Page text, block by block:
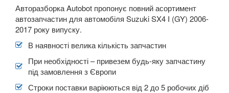
Авторазборка Autobot пропонує повний асортимент
автозапчастин для автомобіля Suzuki SX4 I (GY) 2006-
2017 року випуску.
В наявності велика кількість запчастин
При необхідності – привезем будь-яку запчастину
під замовлення з Європи
Строки поставки варіюються від 2 до 5 робочих діб